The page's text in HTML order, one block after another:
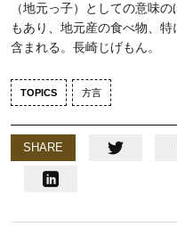
（地元っ子）としての意味
もあり、地元産の食べ物、
含まれる。長崎じげもん。
TOPICS 方言
SHARE